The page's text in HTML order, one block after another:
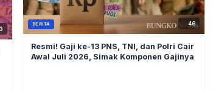
BERITA 46
Resmi! Gaji ke-13 PNS, TNI, dan Polri Cair
Awal Juli 2026, Simak Komponen Gajinya